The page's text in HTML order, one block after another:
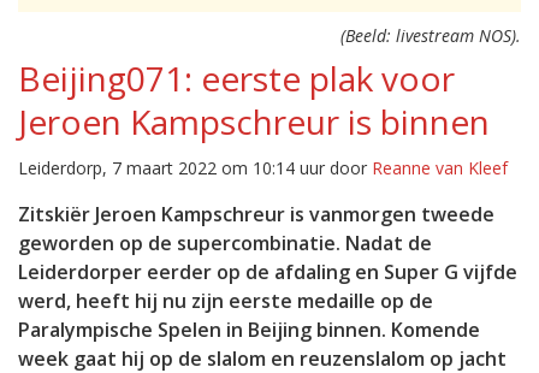
(Beeld: livestream NOS).
Beijing071: eerste plak voor
Jeroen Kampschreur is binnen
Leiderdorp, 7 maart 2022 om 10:14 uur door Reanne van Kleef
Zitskiër Jeroen Kampschreur is vanmorgen tweede
geworden op de supercombinatie. Nadat de
Leiderdorper eerder op de afdaling en Super G vijfde
werd, heeft hij nu zijn eerste medaille op de
Paralympische Spelen in Beijing binnen. Komende
week gaat hij op de slalom en reuzenslalom op jacht